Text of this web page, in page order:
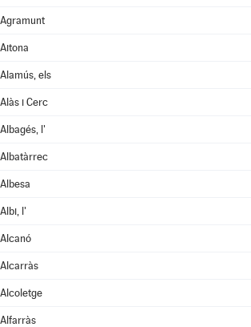
Agramunt
Aitona
Alamús, els
Alàs i Cerc
Albagés, l'
Albatàrrec
Albesa
Albi, l'
Alcanó
Alcarràs
Alcoletge
Alfarràs